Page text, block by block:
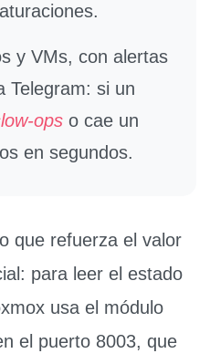
y VMs, con alertas
Telegram: si un
ops o cae un
en segundos.
que refuerza el valor
para leer el estado
usa el módulo
el puerto 8003, que